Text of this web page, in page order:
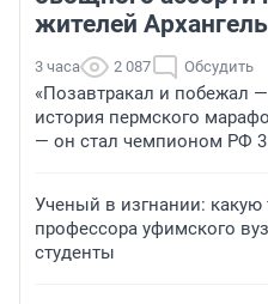
жителей
3 часа 2 087 Обсудить
«Позавтракал и побежал
история пермского
— он стал чемпионом РФ
Ученый в изгнании: какую
профессора уфимского
студенты